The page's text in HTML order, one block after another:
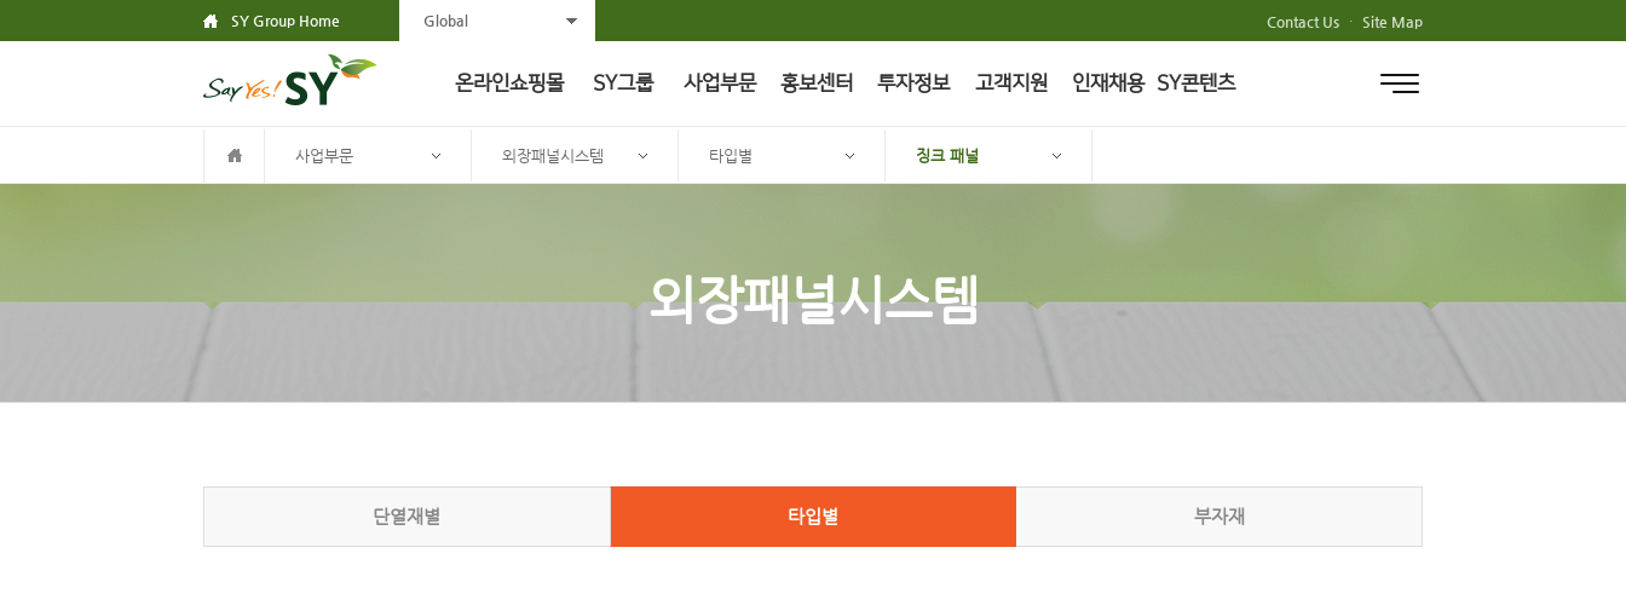
SY Group Home Global Contact Us · Site Map
온라인쇼핑몰 SY그룹 사업부문 홍보센터 투자정보 고객지원 인재채용 SY콘텐츠
사업부문 외장패널시스템 타입별 징크 패널
외장패널시스템
단열재별 타입별 부자재